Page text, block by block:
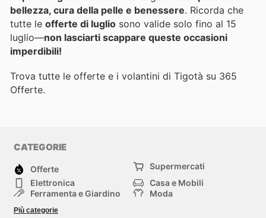
bellezza, cura della pelle e benessere. Ricorda che
tutte le offerte di luglio sono valide solo fino al 15
luglio—non lasciarti scappare queste occasioni
imperdibili!
Trova tutte le offerte e i volantini di Tigotà su 365
Offerte.
CATEGORIE
Offerte
Supermercati
Elettronica
Casa e Mobili
Ferramenta e Giardino
Moda
Bambini e Neonati
Più categorie